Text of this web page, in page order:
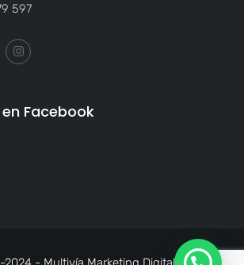
597
Facebook